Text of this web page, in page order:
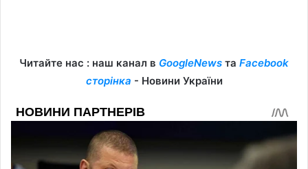
Читайте нас : наш канал в GoogleNews та Facebook
сторінка - Новини України